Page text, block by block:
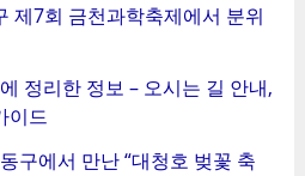
제7회 금천과학축제에서 분위
정리한 정보 – 오시는 길 안내,
이드
구에서 만난 “대청호 벚꽃 축